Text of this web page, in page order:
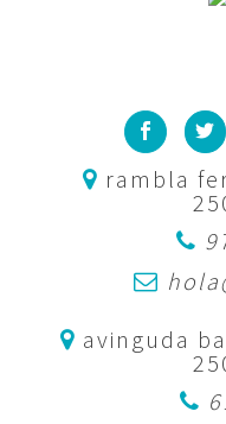
rambla
avinguda